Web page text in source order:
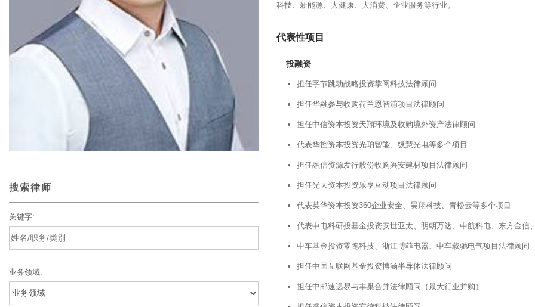
搜索律师
关键字:
业务领域:
科技、新能源、大健康、大消费、企业服务等行业。
代表性项目
投融资
担任字节跳动战略投资掌阅科技法律顾问
担任华融参与收购荷兰恩智浦项目法律顾问
担任中信资本投资天翔环境及收购境外资产法律顾问
代表华控资本投资光珀智能、纵慧光电等多个项目
担任融信资源发行股份收购兴安建材项目法律顾问
担任光大资本投资乐享互动项目法律顾问
代表英华资本投资360企业安全、昊翔科技、青松云等多个项目
代表中电科研投基金投资安世亚太、明朝万达、中航科电、东方金
中车基金投资零跑科技、浙江博菲电器、中车载驰电气项目法律顾问
担任中国互联网基金投资博涵半导体法律顾问
担任中邮速递易与丰巢合并法律顾问（最大行业并购）